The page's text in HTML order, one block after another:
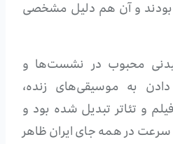
بودند و آن هم دلیل مشخصی
محبوب در نشست‌ها و
به موسیقی‌های زنده،
و تئاتر تبدیل شده بود و
سرعت در همه جای ایران ظاهر